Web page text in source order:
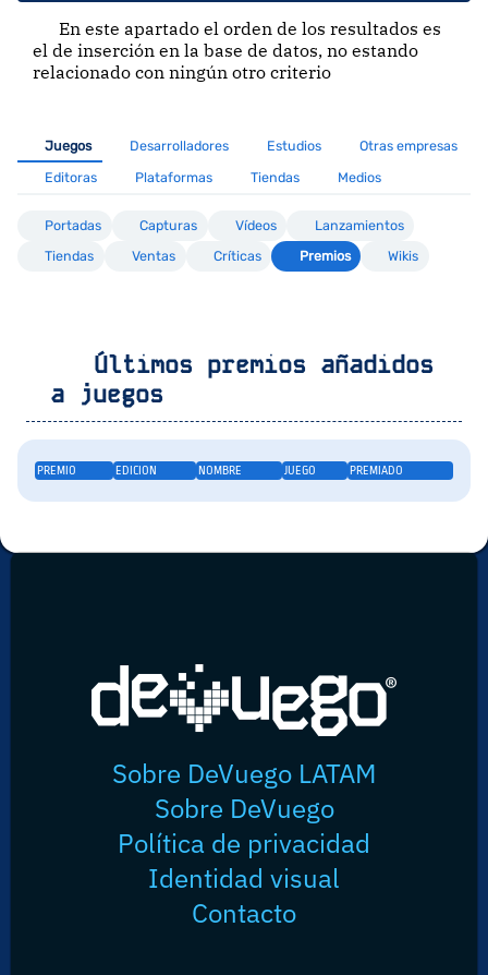
En este apartado el orden de los resultados es
el de inserción en la base de datos, no estando
relacionado con ningún otro criterio
Juegos Desarrolladores Estudios
Otras empresas
Editoras
Plataformas Tiendas Medios
Portadas Capturas Vídeos
Lanzamientos
Tiendas
Ventas Críticas Premios Wikis
Últimos premios añadidos
a juegos
PREMIO EDICION NOMBRE JUEGO PREMIADO
Sobre DeVuego LATAM
Sobre DeVuego
Política de privacidad
Identidad visual
Contacto